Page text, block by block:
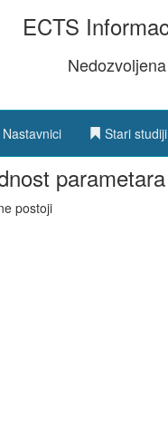
ECTS
Nastavnici Stari studiji
parametara
postoji